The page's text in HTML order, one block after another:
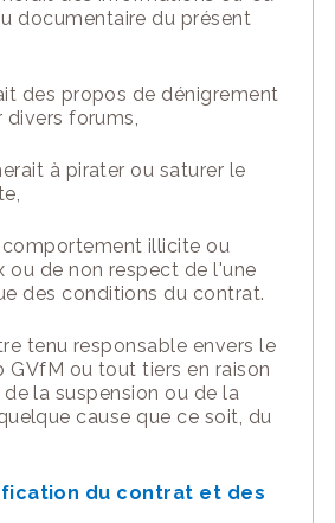
documentaire du présent
des propos de dénigrement
divers forums,
à pirater ou saturer le
comportement illicite ou
ou de non respect de l'une
des conditions du contrat.
tenu responsable envers le
GVfM ou tout tiers en raison
la suspension ou de la
cause que ce soit, du
du contrat et des